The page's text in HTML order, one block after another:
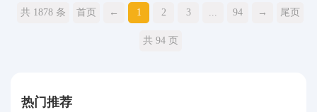
共 1878 条 首页 ← 1 2 3 ... 94 → 尾页
共 94 页
热门推荐